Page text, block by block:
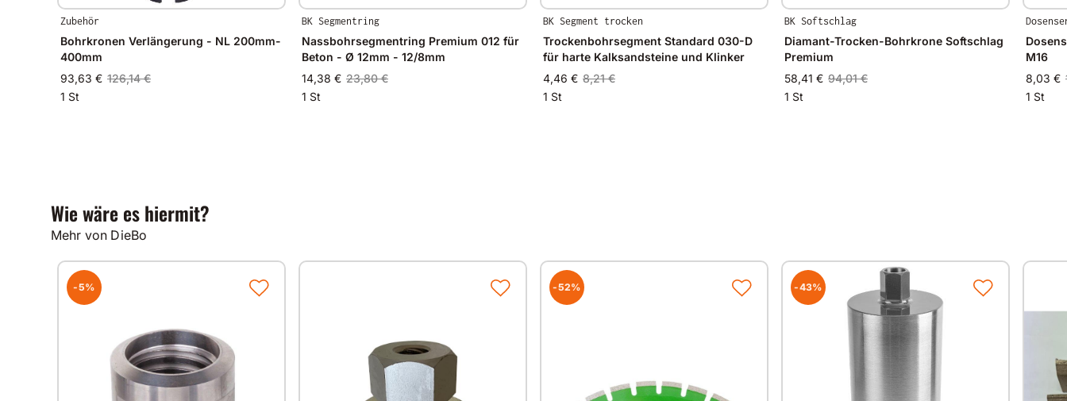
Zubehör
Bohrkronen Verlängerung - NL 200mm-
400mm
93,63 € 126,14 €
1 St
BK Segmentring
Nassbohrsegmentring Premium 012 für
Beton - Ø 12mm - 12/8mm
14,38 € 23,80 €
1 St
BK Segment trocken
Trockenbohrsegment Standard 030-D
für harte Kalksandsteine und Klinker
4,46 € 8,21 €
1 St
BK Softschlag
Diamant-Trocken-Bohrkrone Softschlag
Premium
58,41 € 94,01 €
1 St
M16
8,03 €
1 St
Wie wäre es hiermit?
Mehr von DieBo
-5% -52% -43%